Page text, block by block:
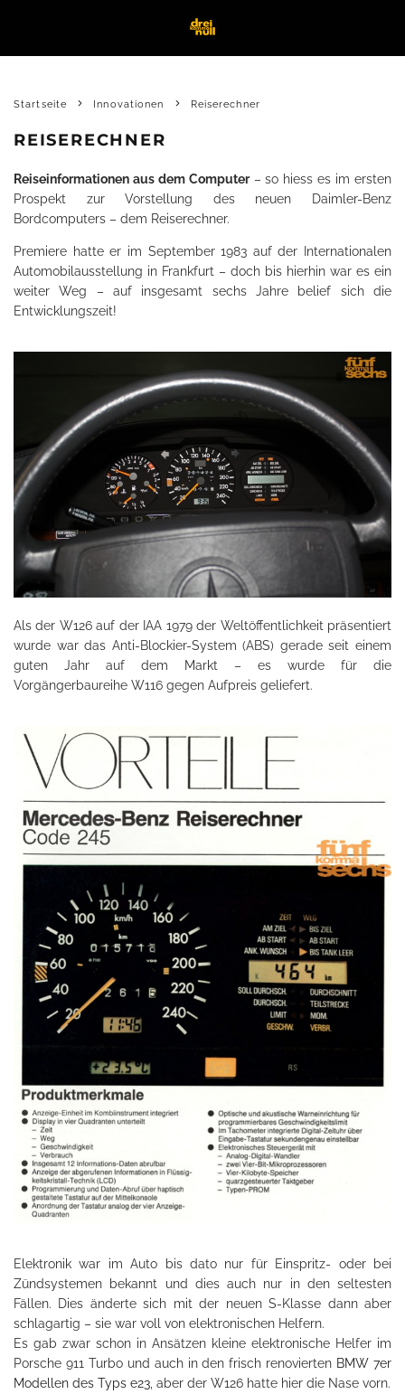
Startseite Innovationen Reiserechner
REISERECHNER
Reiseinformationen aus dem Computer– so hiess es im ersten
Prospekt zur Vorstellung des neuen Daimler-Benz
Bordcomputers – dem Reiserechner.
Premiere hatte er im September 1983 auf der Internationalen
Automobilausstellung in Frankfurt – doch bis hierhin war es ein
weiter Weg – auf insgesamt sechs Jahre belief sich die
Entwicklungszeit!
Als der W126 auf der IAA 1979 der Weltöffentlichkeit präsentiert
wurde war das Anti-Blockier-System (ABS) gerade seit einem
guten Jahr auf dem Markt – es wurde für die
Vorgängerbaureihe W116 gegen Aufpreis geliefert.
Elektronik war im Auto bis dato nur für Einspritz- oder bei
Zündsystemen bekannt und dies auch nur in den seltesten
Fällen. Dies änderte sich mit der neuen S-Klasse dann aber
schlagartig – sie war voll von elektronischen Helfern.
Es gab zwar schon in Ansätzen kleine elektronische Helfer im
Porsche 911 Turbo und auch in den frisch renovierten BMW 7er
Modellen des Typs e23 , aber der W126 hatte hier die Nase vorn.